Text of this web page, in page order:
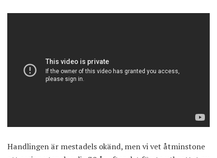
Handlingen är mestadels okänd, men vi vet åtminstone